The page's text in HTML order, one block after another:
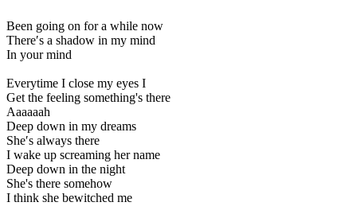
Been going on for a while now
There′s a shadow in my mind
In your mind
Everytime I close my eyes I
Get the feeling something's there
Aaaaaah
Deep down in my dreams
She′s always there
I wake up screaming her name
Deep down in the night
She's there somehow
I think she bewitched me